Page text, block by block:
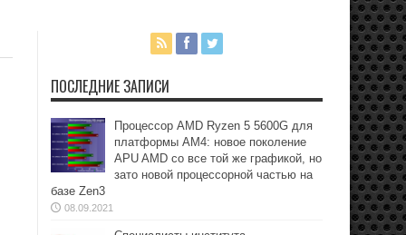
ПОСЛЕДНИЕ ЗАПИСИ
Процессор AMD Ryzen 5 5600G для
платформы АМ4: новое поколение
APU AMD со все той же графикой, но
зато новой процессорной частью на
базе Zen3
08.09.2021